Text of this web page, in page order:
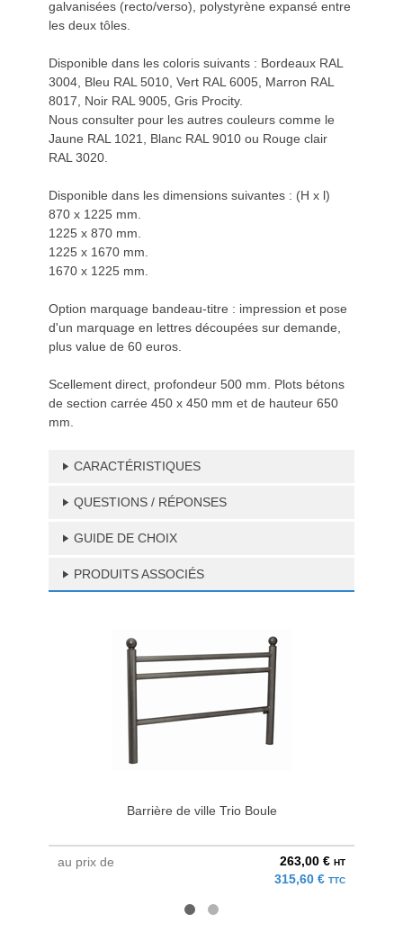
galvanisées (recto/verso), polystyrène expansé entre
les deux tôles.
Disponible dans les coloris suivants : Bordeaux RAL
3004, Bleu RAL 5010, Vert RAL 6005, Marron RAL
8017, Noir RAL 9005, Gris Procity.
Nous consulter pour les autres couleurs comme le
Jaune RAL 1021, Blanc RAL 9010 ou Rouge clair
RAL 3020.
Disponible dans les dimensions suivantes : (H x l)
870 x 1225 mm.
1225 x 870 mm.
1225 x 1670 mm.
1670 x 1225 mm.
Option marquage bandeau-titre : impression et pose
d'un marquage en lettres découpées sur demande,
plus value de 60 euros.
Scellement direct, profondeur 500 mm. Plots bétons
de section carrée 450 x 450 mm et de hauteur 650
mm.
CARACTÉRISTIQUES
QUESTIONS / RÉPONSES
GUIDE DE CHOIX
PRODUITS ASSOCIÉS
Barrière de ville Trio Boule
au prix de 263,00 € HT
315,60 € TTC